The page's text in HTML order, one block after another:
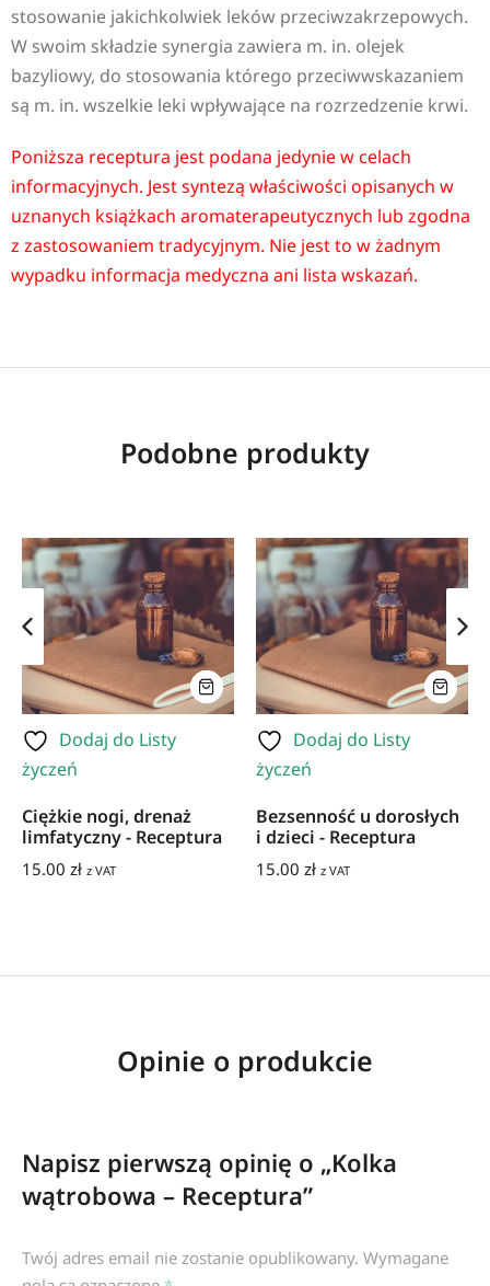
stosowanie jakichkolwiek leków przeciwzakrzepowych.
W swoim składzie synergia zawiera m. in. olejek
bazyliowy, do stosowania którego przeciwwskazaniem
są m. in. wszelkie leki wpływające na rozrzedzenie krwi.
Poniższa receptura jest podana jedynie w celach
informacyjnych. Jest syntezą właściwości opisanych w
uznanych książkach aromaterapeutycznych lub zgodna
z zastosowaniem tradycyjnym. Nie jest to w żadnym
wypadku informacja medyczna ani lista wskazań.
Podobne produkty
Dodaj do Listy
życzeń
Ciężkie nogi, drenaż
limfatyczny - Receptura
15.00 zł z VAT
Dodaj do Listy
życzeń
Bezsenność u dorosłych
i dzieci - Receptura
15.00 zł z VAT
Opinie o produkcie
Napisz pierwszą opinię o „Kolka
wątrobowa – Receptura”
Twój adres email nie zostanie opublikowany. Wymagane